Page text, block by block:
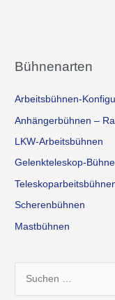
Bühnenarten
Arbeitsbühnen-
Anhängerbühnen –
LKW-Arbeitsbühnen
Gelenkteleskop-
Scherenbühnen
Mastbühnen